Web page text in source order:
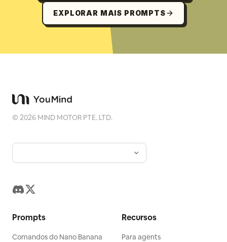
EXPLORAR MAIS PROMPTS
©2026 MIND MOTOR PTE. LTD.
Prompts
Comandos do Nano Banana
Recursos
Para agents